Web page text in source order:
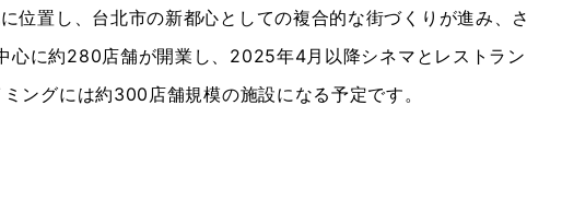
置し、台北市の新都心としての複合的な街づくりが進み、さ
心に約280店舗が開業し、2025年4月以降シネマとレストラン
ングには約300店舗規模の施設になる予定です。